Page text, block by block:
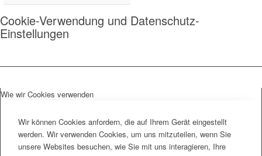
Cookie-Verwendung und Datenschutz-
Einstellungen
Wie wir Cookies verwenden
Wir können Cookies anfordern, die auf Ihrem Gerät eingestellt
werden. Wir verwenden Cookies, um uns mitzuteilen, wenn Sie
unsere Websites besuchen, wie Sie mit uns interagieren, Ihre